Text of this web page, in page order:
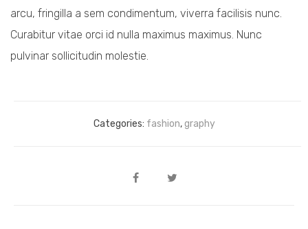
arcu, fringilla a sem condimentum, viverra facilisis nunc.
Curabitur vitae orci id nulla maximus maximus. Nunc
pulvinar sollicitudin molestie.
Categories: fashion, graphy